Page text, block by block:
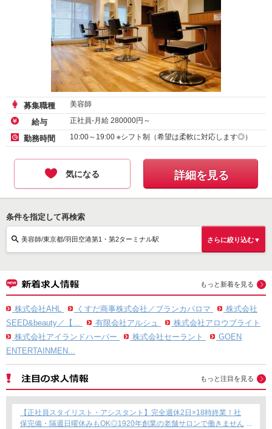
募集職種 美容師
給与 正社員-月給 280000円～
勤務時間 10:00～19:00 ※シフト制（希望は柔軟に対応します◎）
気になる 詳細を見る
条件を指定して再検索
美容師/東京都/羽田空港第1・第2ターミナル駅 さらに絞り込む▼
もっと新着を見る
株式会社AHL くすだ商事株式会社／ブランカパロマ
株式会社
SEED&beauty／【...
有限会社アルシュ
株式会社アロウブライト
株式会社アイランドハーバー
株式会社セーラント
GOEN
ENTERTAINMEN...
もっと注目を見る
【正社員スタイリスト・アシスタント】完全週休2日×18時終業！社
保完備・隔週日曜休みもOK◎1920年創業の老舗サロンで働きません